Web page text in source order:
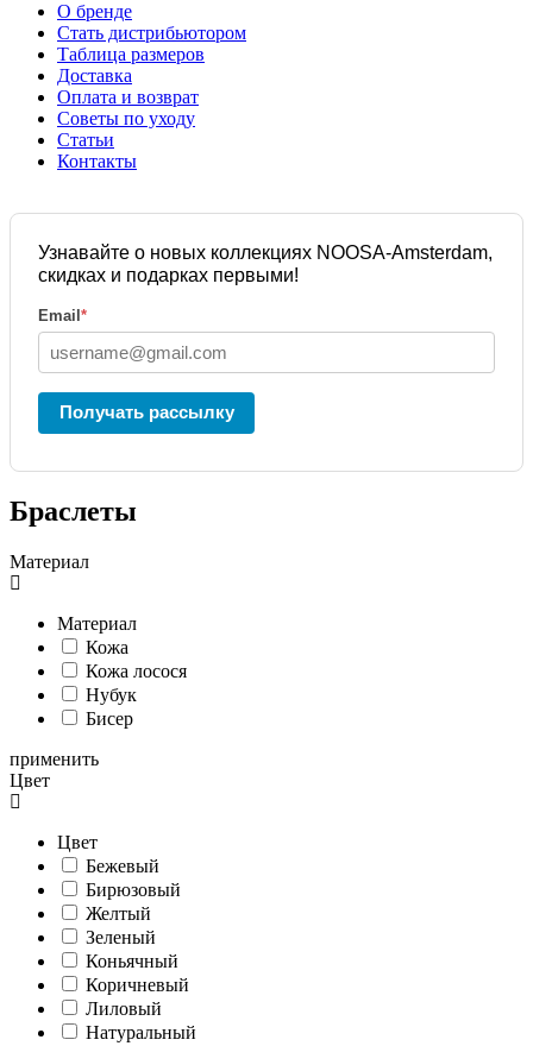
О бренде
Стать дистрибьютором
Таблица размеров
Доставка
Оплата и возврат
Советы по уходу
Статьи
Контакты
Узнавайте о новых коллекциях NOOSA-Amsterdam,
скидках и подарках первыми!
Email *
Получать рассылку
Браслеты
Материал
Материал
Кожа
Кожа лосося
Нубук
Бисер
применить
Цвет
Цвет
Бежевый
Бирюзовый
Желтый
Зеленый
Коньячный
Коричневый
Лиловый
Натуральный